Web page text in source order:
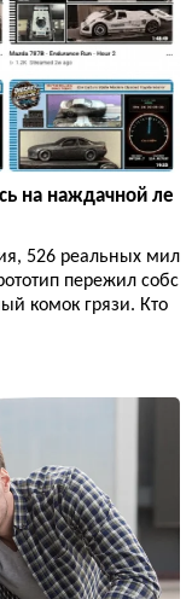
на наждачной ле
526 реальных мил
пережил собс
комок грязи. Кто